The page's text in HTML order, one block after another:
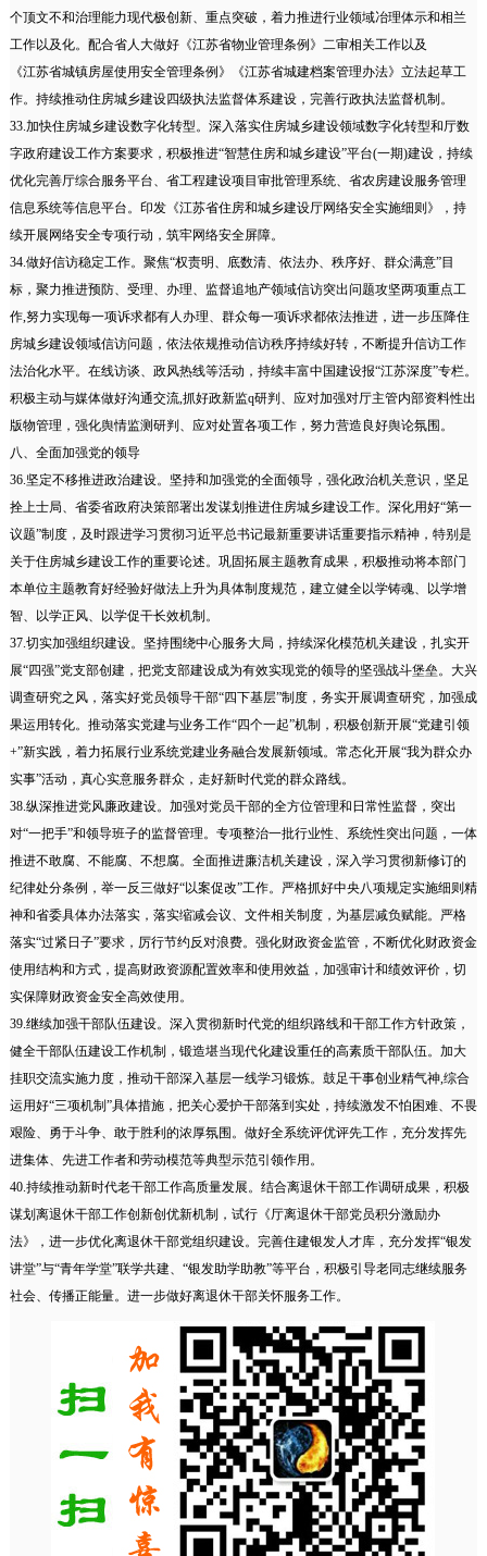
个顶文不和治理能力现代极创新、重点突破，着力推进行业领域冶理体示和相兰
工作以及化。配合省人大做好《江苏省物业管理条例》二审相关工作以及
《江苏省城镇房屋使用安全管理条例》《江苏省城建档案管理办法》立法起草工
作。持续推动住房城乡建设四级执法监督体系建设，完善行政执法监督机制。
33.加快住房城乡建设数字化转型。深入落实住房城乡建设领域数字化转型和厅数
字政府建设工作方案要求，积极推进“智慧住房和城乡建设”平台(一期)建设，持续
优化完善厅综合服务平台、省工程建设项目审批管理系统、省农房建设服务管理
信息系统等信息平台。印发《江苏省住房和城乡建设厅网络安全实施细则》，持
续开展网络安全专项行动，筑牢网络安全屏障。
34.做好信访稳定工作。聚焦“权责明、底数清、依法办、秩序好、群众满意”目
标，聚力推进预防、受理、办理、监督追地产领域信访突出问题攻坚两项重点工
作,努力实现每一项诉求都有人办理、群众每一项诉求都依法推进，进一步压降住
房城乡建设领域信访问题，依法依规推动信访秩序持续好转，不断提升信访工作
法治化水平。在线访谈、政风热线等活动，持续丰富中国建设报“江苏深度”专栏。
积极主动与媒体做好沟通交流,抓好政新监q研判、应对加强对厅主管内部资料性出
版物管理，强化舆情监测研判、应对处置各项工作，努力营造良好舆论氛围。
八、全面加强党的领导
36.坚定不移推进政治建设。坚持和加强党的全面领导，强化政治机关意识，坚足
拴上士局、省委省政府决策部署出发谋划推进住房城乡建设工作。深化用好“第一
议题”制度，及时跟进学习贯彻习近平总书记最新重要讲话重要指示精神，特别是
关于住房城乡建设工作的重要论述。巩固拓展主题教育成果，积极推动将本部门
本单位主题教育好经验好做法上升为具体制度规范，建立健全以学铸魂、以学增
智、以学正风、以学促干长效机制。
37.切实加强组织建设。坚持围绕中心服务大局，持续深化模范机关建设，扎实开
展“四强”党支部创建，把党支部建设成为有效实现党的领导的坚强战斗堡垒。大兴
调查研究之风，落实好党员领导干部“四下基层”制度，务实开展调查研究，加强成
果运用转化。推动落实党建与业务工作“四个一起”机制，积极创新开展“党建引领
+”新实践，着力拓展行业系统党建业务融合发展新领域。常态化开展“我为群众办
实事”活动，真心实意服务群众，走好新时代党的群众路线。
38.纵深推进党风廉政建设。加强对党员干部的全方位管理和日常性监督，突出
对“一把手”和领导班子的监督管理。专项整治一批行业性、系统性突出问题，一体
推进不敢腐、不能腐、不想腐。全面推进廉洁机关建设，深入学习贯彻新修订的
纪律处分条例，举一反三做好“以案促改”工作。严格抓好中央八项规定实施细则精
神和省委具体办法落实，落实缩减会议、文件相关制度，为基层减负赋能。严格
落实“过紧日子”要求，厉行节约反对浪费。强化财政资金监管，不断优化财政资金
使用结构和方式，提高财政资源配置效率和使用效益，加强审计和绩效评价，切
实保障财政资金安全高效使用。
39.继续加强干部队伍建设。深入贯彻新时代党的组织路线和干部工作方针政策，
健全干部队伍建设工作机制，锻造堪当现代化建设重任的高素质干部队伍。加大
挂职交流实施力度，推动干部深入基层一线学习锻炼。鼓足干事创业精气神,综合
运用好“三项机制”具体措施，把关心爱护干部落到实处，持续激发不怕困难、不畏
艰险、勇于斗争、敢于胜利的浓厚氛围。做好全系统评优评先工作，充分发挥先
进集体、先进工作者和劳动模范等典型示范引领作用。
40.持续推动新时代老干部工作高质量发展。结合离退休干部工作调研成果，积极
谋划离退休干部工作创新创优新机制，试行《厅离退休干部党员积分激励办
法》，进一步优化离退休干部党组织建设。完善住建银发人才库，充分发挥“银发
讲堂”与“青年学堂”联学共建、“银发助学助教”等平台，积极引导老同志继续服务
社会、传播正能量。进一步做好离退休干部关怀服务工作。